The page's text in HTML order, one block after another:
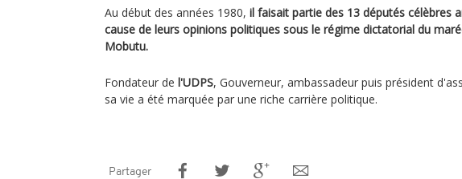
Au début des années 1980, il faisait partie des 13 députés célèbres
cause de leurs opinions politiques sous le régime dictatorial du
Mobutu.
Fondateur de l'UDPS, Gouverneur, ambassadeur puis président
sa vie a été marquée par une riche carrière politique.
Partager